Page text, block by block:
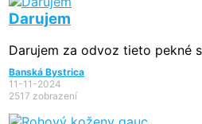
Darujem
Darujem za odvoz tieto pekné
Banská Bystrica
11-11-2024
2517 zobrazení